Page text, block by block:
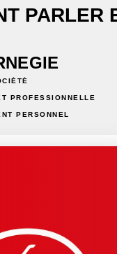
PARLER
PROFESSIONNELLE
PERSONNEL